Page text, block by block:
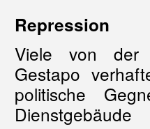
Repression
Viele von der
Gestapo
politische